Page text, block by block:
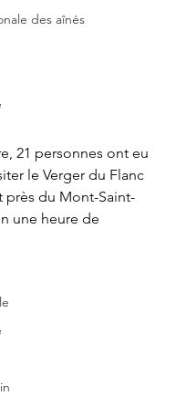
des aînés
21 personnes ont eu
le Verger du Flanc
du Mont-Saint-
une heure de